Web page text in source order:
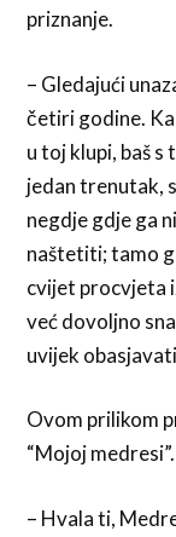
priznanje.
– Gledajući
četiri godine.
u toj klupi, baš s
jedan trenutak,
negdje gdje ga
naštetiti; tamo
cvijet procvjeta
već dovoljno
uvijek
Ovom prilikom
“Mojoj medresi”.
– Hvala ti,